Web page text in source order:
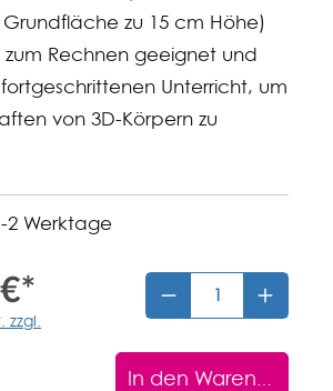
zu 15 cm Höhe)
Rechnen geeignet und
Unterricht, um
von 3D-Körpern zu
2 Werktage
zzgl.
In den Warenkorb